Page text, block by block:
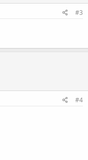
#3
#4